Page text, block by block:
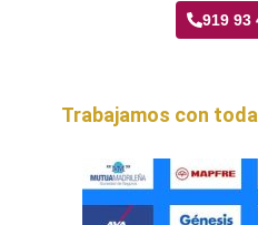
919 93
Trabajamos con